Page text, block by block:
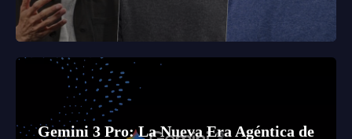
Gemini 3 Pro: La Nueva Era Agéntica de